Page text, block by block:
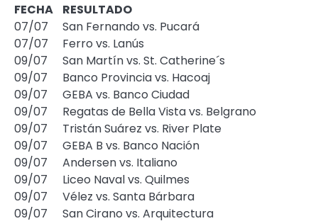
FECHA
RESULTADO
07/07
San Fernando vs. Pucará
07/07
Ferro vs. Lanús
09/07
San Martín vs. St. Catherine´s
09/07
Banco Provincia vs. Hacoaj
09/07
GEBA vs. Banco Ciudad
09/07
Regatas de Bella Vista vs. Belgrano
09/07
Tristán Suárez vs. River Plate
09/07
GEBA B vs. Banco Nación
09/07
Andersen vs. Italiano
09/07
Liceo Naval vs. Quilmes
09/07
Vélez vs. Santa Bárbara
09/07
San Cirano vs. Arquitectura